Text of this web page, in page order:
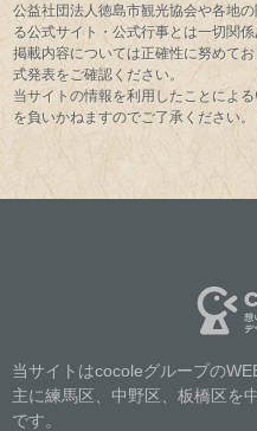
公益社団法人徳島市観光協会や各地
る公式サイト・公式行事とは一切関係
掲載内容については正確性に努めて
式発表をご確認ください。
当サイトの情報を利用したことによ
を負いかねますのでご了承ください。
当サイトはcocoleグループの
主に練馬区、中野区、板橋区を
です。